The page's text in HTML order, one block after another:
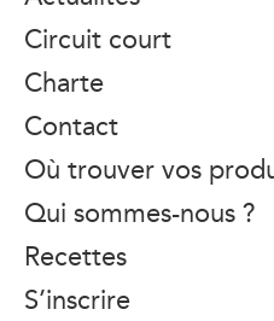
Circuit court
Charte
Contact
Où trouver vos
Qui sommes-nous ?
Recettes
S’inscrire